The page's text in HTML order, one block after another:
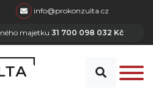
info@prokonzulta.cz
majetku 31 700 098 032 Kč